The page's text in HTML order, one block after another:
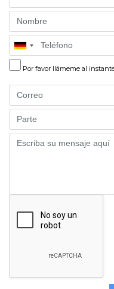
Name
Phone
Por favor llámeme al
Email
Part
Message